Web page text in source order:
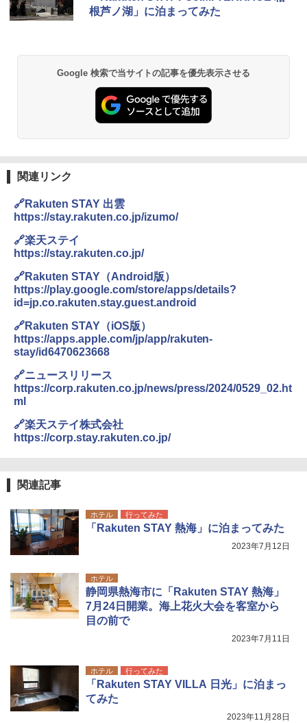
根芦ノ湖」に泊まってみた
Google 検索で当サイトの記事を優先表示させる
関連リンク
🔗Rakuten STAY 出雲
https://stay.rakuten.co.jp/izumo/
🔗楽天ステイ
https://stay.rakuten.co.jp/
🔗Rakuten STAY（Android版）
https://play.google.com/store/apps/details?
id=jp.co.rakuten.stay.guest.android
🔗Rakuten STAY（iOS版）
https://apps.apple.com/jp/app/rakuten-
stay/id6470623668
🔗ニュースリリース
https://corp.rakuten.co.jp/news/press/2024/0529_02.ht
ml
🔗楽天ステイ株式会社
https://corp.stay.rakuten.co.jp/
関連記事
ホテル 行ってみた
「Rakuten STAY 熱海」に泊まってみた
2023年7月12日
ホテル
静岡県熱海市に「Rakuten STAY 熱海」
7月24日開業。海上花火大会を客室から
目の前で
2023年7月11日
ホテル 行ってみた
「Rakuten STAY VILLA 日光」に泊まっ
てみた
2023年11月28日